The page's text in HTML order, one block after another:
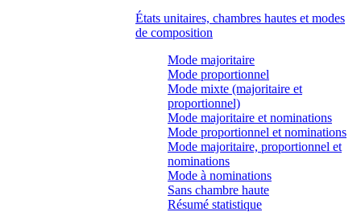
États unitaires, chambres hautes et modes
de composition
Mode majoritaire
Mode proportionnel
Mode mixte (majoritaire et
proportionnel)
Mode majoritaire et nominations
Mode proportionnel et nominations
Mode majoritaire, proportionnel et
nominations
Mode à nominations
Sans chambre haute
Résumé statistique